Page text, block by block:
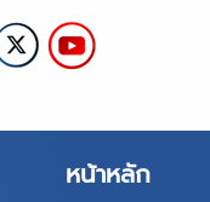
หน้าหลัก